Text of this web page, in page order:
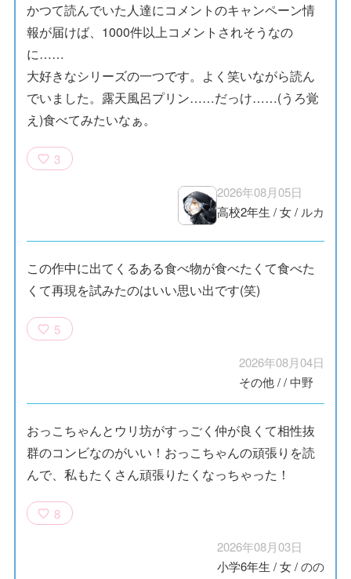
かつて読んでいた人達にコメントのキャンペーン情
報が届けば、1000件以上コメントされそうなの
に……
大好きなシリーズの一つです。よく笑いながら読ん
でいました。露天風呂プリン……だっけ……(うろ覚
え)食べてみたいなぁ。
3
2026年08月05日
高校2年生 /女/ ルカ
この作中に出てくるある食べ物が食べたくて食べた
くて再現を試みたのはいい思い出です(笑)
5
2026年08月04日
その他//中野
おっこちゃんとウリ坊がすっごく仲が良くて相性抜
群のコンビなのがいい！おっこちゃんの頑張りを読
んで、私もたくさん頑張りたくなっちゃった！
8
2026年08月03日
小学6年生 /女/のの